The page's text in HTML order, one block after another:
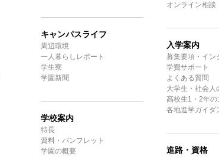
キャンパスライフ
周辺環境
一人暮らしレポート
学生寮
学園新聞
学校案内
特長
資料・パンフレット
学園の概要
オンライン相談
入学案内
募集要項・イン
学費サポート
よくある質問
大学生・社会人
高校生1・2年の
各地進学ガイダ
進路・資格